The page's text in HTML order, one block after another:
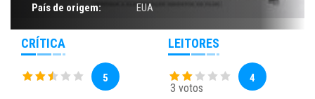
País de origem:
EUA
CRÍTICA
5
LEITORES
3 votos
4